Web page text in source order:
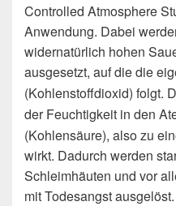
Controlled Atmosphere
Anwendung. Dabei
widernatürlich hohen
ausgesetzt, auf die die
(Kohlenstoffdioxid) folgt.
der Feuchtigkeit in den
(Kohlensäure), also zu
wirkt. Dadurch werden
Schleimhäuten und vor
mit Todesangst ausgelöst.